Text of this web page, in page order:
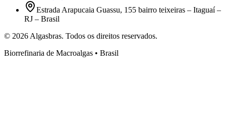
Estrada Arapucaia Guassu, 155 bairro teixeiras – Itaguaí –
RJ – Brasil
© 2026 Algasbras. Todos os direitos reservados.
Biorrefinaria de Macroalgas • Brasil